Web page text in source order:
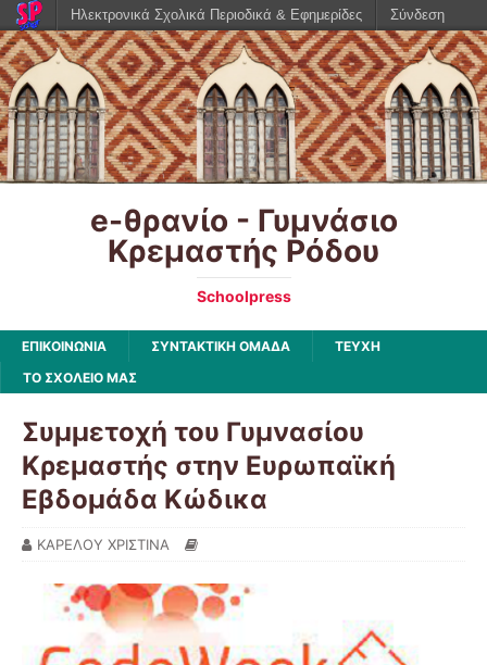
e-θρανίο - Γυμνάσιο
Κρεμαστής Ρόδου
Schoolpress
ΕΠΙΚΟΙΝΩΝΙΑ ΣΥΝΤΑΚΤΙΚΗ ΟΜΑΔΑ
ΤΕΥΧΗ
ΤΟ ΣΧΟΛΕΙΟ ΜΑΣ
Συμμετοχή του Γυμνασίου
Κρεμαστής στην Ευρωπαϊκή
Eβδομάδα Kώδικα
ΚΑΡΕΛΟΥ ΧΡΙΣΤΙΝΑ
Ηλεκτρονικά Σχολικά Περιοδικά & Εφημερίδες Σύνδεση